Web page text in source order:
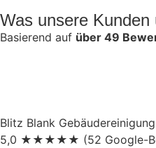
Was unsere Kunden
Basierend auf über 49
Blitz Blank
5,0 ★ ★ ★ ★ ★ (52 Google-